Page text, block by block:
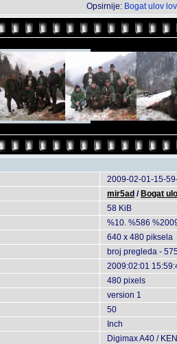
Opsirnije: Bogat ulov
2009-02-01-15-
mir5ad / Bogat
58 KiB
%10. %586
640 x 480 piksela
broj pregleda -
2009:02:01
480 pixels
version 1
50
Inch
Digimax A40 /